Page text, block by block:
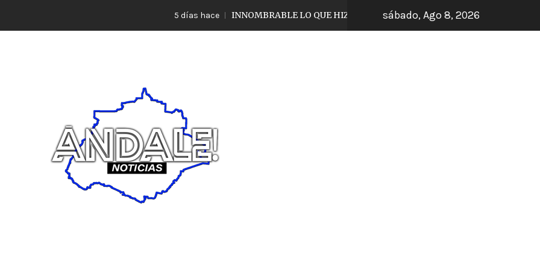
5 días hace INNOMBRABLE LO QUE HIZO EL JUGADOR DE TIJUANA 5 días hace
sábado, Ago 8, 2026